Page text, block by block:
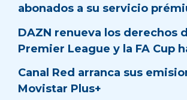
abonados a su servicio
DAZN renueva los derechos
Premier League y la FA Cup
Canal Red arranca sus
Movistar Plus+